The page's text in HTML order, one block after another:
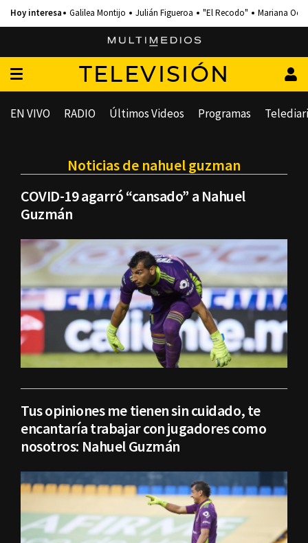
Galilea Montijo Julián Figueroa "El Recodo" Mariana
TELEVISIÓN
EN VIVO RADIO Últimos Videos Programas
Noticias de nahuel guzman
COVID-19 agarró “cansado” a Nahuel
Guzmán
Tus opiniones me tienen sin cuidado, te
encantaría trabajar con jugadores como
nosotros: Nahuel Guzmán